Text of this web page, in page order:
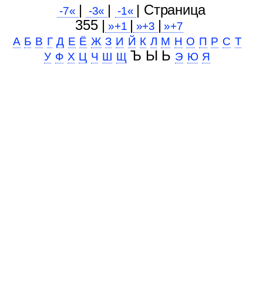
-7« | -3« | -1« | Cтраница
355 | »+1 | »+3 | »+7
А Б В Г Д Е Ё Ж З И Й К Л М Н О П Р С Т
У Ф Х Ц Ч Ш Щ Ъ Ы Ь Э Ю Я